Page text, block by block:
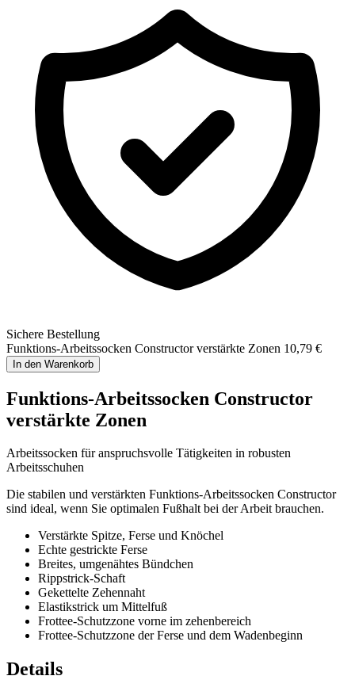
Sichere Bestellung
Funktions-Arbeitssocken Constructor verstärkte Zonen 10,79 €
In den Warenkorb
Funktions-Arbeitssocken Constructor
verstärkte Zonen
Arbeitssocken für anspruchsvolle Tätigkeiten in robusten
Arbeitsschuhen
Die stabilen und verstärkten Funktions-Arbeitssocken Constructor
sind ideal, wenn Sie optimalen Fußhalt bei der Arbeit brauchen.
Verstärkte Spitze, Ferse und Knöchel
Echte gestrickte Ferse
Breites, umgenähtes Bündchen
Rippstrick-Schaft
Gekettelte Zehennaht
Elastikstrick um Mittelfuß
Frottee-Schutzzone vorne im zehenbereich
Frottee-Schutzzone der Ferse und dem Wadenbeginn
Details